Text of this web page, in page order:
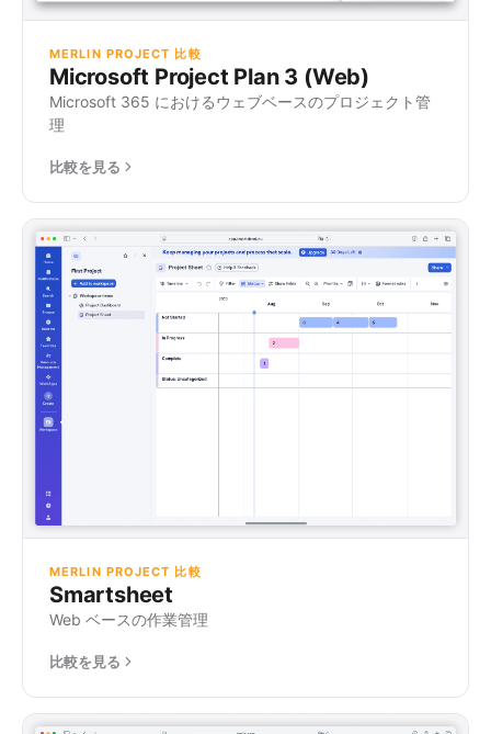
MERLIN PROJECT 比較
Microsoft Project Plan 3 (Web)
Microsoft 365 におけるウェブベースのプロジェクト管
理
比較を見る
MERLIN PROJECT 比較
Smartsheet
Web ベースの作業管理
比較を見る